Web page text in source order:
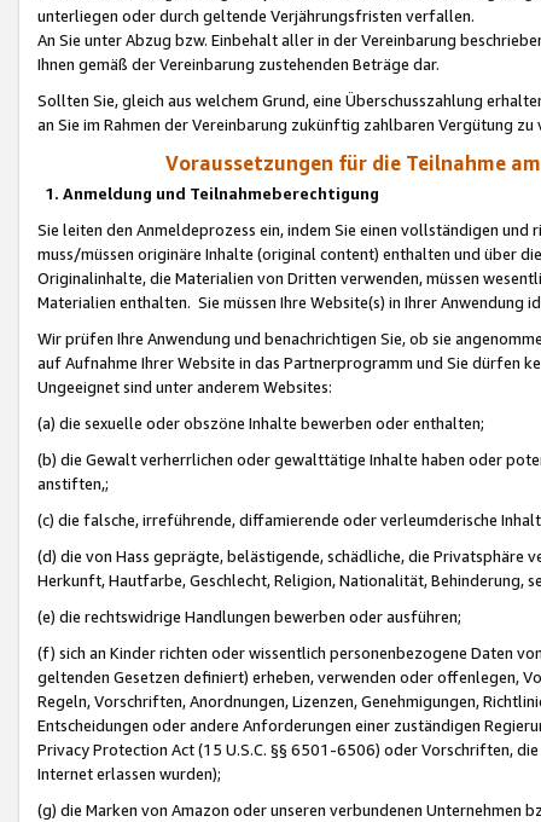
unterliegen oder durch geltende Verjährungsfristen verfallen.
An Sie unter Abzug bzw. Einbehalt aller in der Vereinbarung
Ihnen gemäß der Vereinbarung zustehenden Beträge dar.
Sollten Sie, gleich aus welchem Grund, eine Überschusszahlung
an Sie im Rahmen der Vereinbarung zukünftig zahlbaren Vergütung zu
Voraussetzungen für die Teilnahme
1. Anmeldung und Teilnahmeberechtigung
Sie leiten den Anmeldeprozess ein, indem Sie einen vollständigen
muss/müssen originäre Inhalte (original content) enthalten und über
Originalinhalte, die Materialien von Dritten verwenden, müssen
Materialien enthalten. Sie müssen Ihre Website(s) in Ihrer Anwendung
Wir prüfen Ihre Anwendung und benachrichtigen Sie, ob sie
auf Aufnahme Ihrer Website in das Partnerprogramm und Sie dürfen
Ungeeignet sind unter anderem Websites:
(a) die sexuelle oder obszöne Inhalte bewerben oder enthalten;
(b) die Gewalt verherrlichen oder gewalttätige Inhalte haben oder
anstiften,;
(c) die falsche, irreführende, diffamierende oder verleumderische
(d) die von Hass geprägte, belästigende, schädliche, die Privatsphäre
Herkunft, Hautfarbe, Geschlecht, Religion, Nationalität, Behinderung,
(e) die rechtswidrige Handlungen bewerben oder ausführen;
(f) sich an Kinder richten oder wissentlich personenbezogene Daten
geltenden Gesetzen definiert) erheben, verwenden oder offenlegen,
Regeln, Vorschriften, Anordnungen, Lizenzen, Genehmigungen,
Entscheidungen oder andere Anforderungen einer zuständigen
Privacy Protection Act (15 U.S.C. §§ 6501-6506) oder Vorschriften,
Internet erlassen wurden);
(g) die Marken von Amazon oder unseren verbundenen Unternehmen